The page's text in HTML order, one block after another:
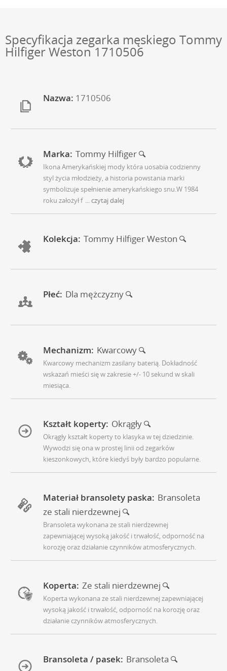
Specyfikacja zegarka męskiego Tommy
Hilfiger Weston 1710506
Nazwa: 1710506
Marka: Tommy Hilfiger
Ikona Amerykańskiej mody która uosabia codzienny
styl życia młodzieży, a historia powstania marki
symbolizuje spełnienie amerykańskiego snu.W 1984
roku założył f ... czytaj dalej
Kolekcja: Tommy Hilfiger Weston
Płeć: Dla mężczyzny
Mechanizm: Kwarcowy
Kwarcowy mechanizm zasilany baterią. Dokładność
wskazań mieści się w zakresie +/- 10 sekund w skali
miesiąca.
Kształt koperty: Okrągły
Okrągły kształt koperty to klasyka w tej dziedzinie.
Wywodzi się ona w prostej linii od zegarków
kieszonkowych, które kiedyś były bardzo popularne.
Materiał bransolety paska: Bransoleta
ze stali nierdzewnej
Bransoleta wykonana ze stali nierdzewnej
zapewniającej wysoką jakość i trwałość, odporność na
korozję oraz działanie czynników atmosferycznych.
Koperta: Ze stali nierdzewnej
Koperta wykonana ze stali nierdzewnej zapewniającej
wysoką jakość i trwałość, odporność na korozję oraz
działanie czynników atmosferycznych.
Bransoleta / pasek: Bransoleta